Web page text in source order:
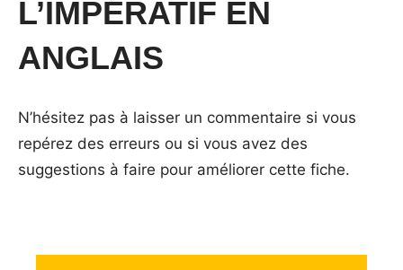
27
2016
anglaise
L’IMPÉRATIF EN
ANGLAIS
N’hésitez pas à laisser un commentaire si vous
repérez des erreurs ou si vous avez des
suggestions à faire pour améliorer cette fiche.